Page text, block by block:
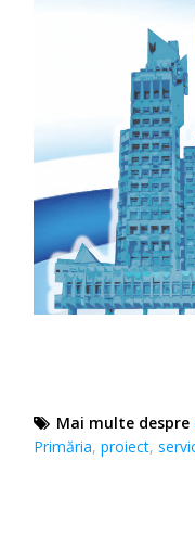
Mai multe despre
Primăria,proiect,